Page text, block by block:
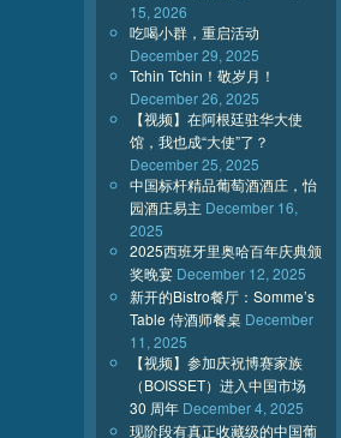
15, 2026
吃喝小群，重启活动
December 29, 2025
Tchin Tchin！敬岁月！
December 26, 2025
【视频】在阿根廷驻华大使
馆，我也成“大使”了？
December 25, 2025
中国标杆精品葡萄酒酒庄，怡
园酒庄易主 December 16,
2025
2025西班牙里奥哈百年庆典颁
奖晚宴 December 12, 2025
新开的Bistro餐厅：Somme’s
Table 侍酒师餐桌 December
11, 2025
【视频】参加庆祝博赛家族
（BOISSET）进入中国市场
30 周年 December 4, 2025
现阶段有真正收藏级的中国葡